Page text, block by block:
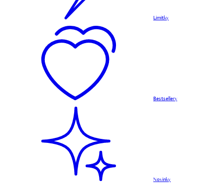
Limitky
Bestsellery
Novinky